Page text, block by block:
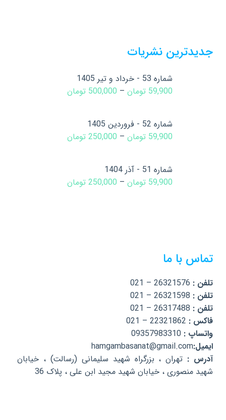
جدیدترین نشریات
شماره 53 - خرداد و تیر 1405
59,900 تومان –
500,000 تومان
شماره 52 - فروردین 1405
59,900 تومان –
250,000 تومان
شماره 51 - آذر 1404
59,900 تومان –
250,000 تومان
تماس با ما
تلفن : 26321576 – 021
تلفن : 26321598 – 021
تلفن : 26317488 – 021
فاکس :
واتساپ : 09357983310
ایمیل:hamgambasanat@gmail.com
آدرس : تهران ، بزرگراه شهید سلیمانی (رسالت) ، خیابان
شهید منصوری ، خیابان شهید مجید ابن علی ، پلاک 36